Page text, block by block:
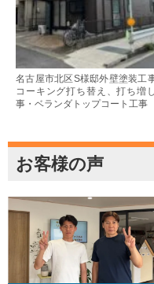
名古屋市北区S様邸外壁塗装工
コーキング打ち替え、打ち増
事・ベランダトップコート工事
お客様の声